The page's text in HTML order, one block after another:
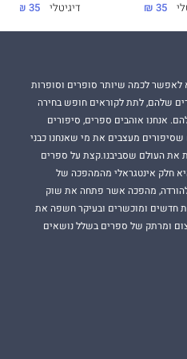
הוא המשיך להילחם עליי. חיי
אותי ומנסה להציל אותי.
הוא לא יודע, שבזמן שהוא מגן
לא מפסיק להילחם עליי.
מפני שנכנעתי לכעס שלי.
בי נשבר. אני יודע רק להרוס,
היא חשובה לי יותר מהכול.
לא אוותר עליה, לא משנה מה
35 ₪
דיגיטלי 35 ₪
לאפשר לכמה שיותר סופרים וסופרות
שלהם, לתת לקוראים חופש בחירה
אנחנו אוהבים ספרים, סיפורים
שסיפורים מעצבים את מי שאנחנו כבני
את העולם שסביבנו.קצת על ספרים
היא חלק אינטגראלי מהמהפכה של
מהפכה אשר פתחה את שוק
חדשים ומוכשרים ובעיקר חשפה את
ומרתק של ספרים בשלל נושאים